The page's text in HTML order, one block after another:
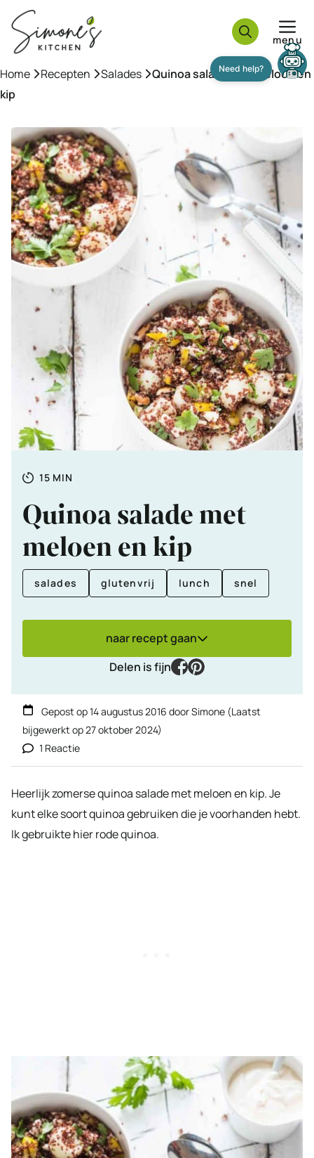
naar
inhoud
menu
Home »Recepten »Salades »Quinoa salade met meloen en
kip
Totale
15 MINUTEN
MIN
Quinoa salade met
meloen en kip
salades glutenvrij lunch snel
naar recept gaan
Delen is fijn
facebook
pinterest
Gepost op14 augustus 2016 doorSimone (Laatst
bijgewerkt op27 oktober 2024)
1 Reactie
Heerlijk zomerse quinoa salade met meloen en kip. Je
kunt elke soort quinoa gebruiken die je voorhanden hebt.
Ik gebruikte hier rode quinoa.
Need help?